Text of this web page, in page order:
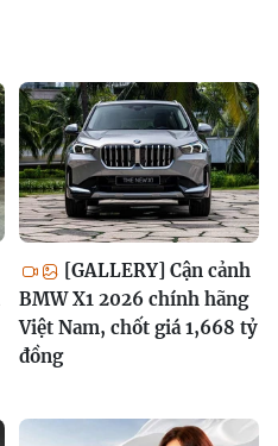
[GALLERY] Cận cảnh
BMW X1 2026 chính hãng
Việt Nam, chốt giá 1,668 tỷ
đồng